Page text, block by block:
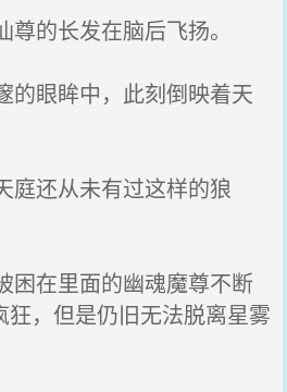
的长发在脑后飞扬。
眼眸中，此刻倒映着天
还从未有过这样的狼
在里面的幽魂魔尊不断
，但是仍旧无法脱离星雾